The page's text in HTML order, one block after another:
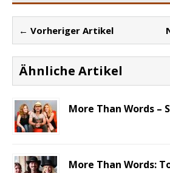
← Vorheriger Artikel
Ähnliche Artikel
More Than Words –
More Than Words: